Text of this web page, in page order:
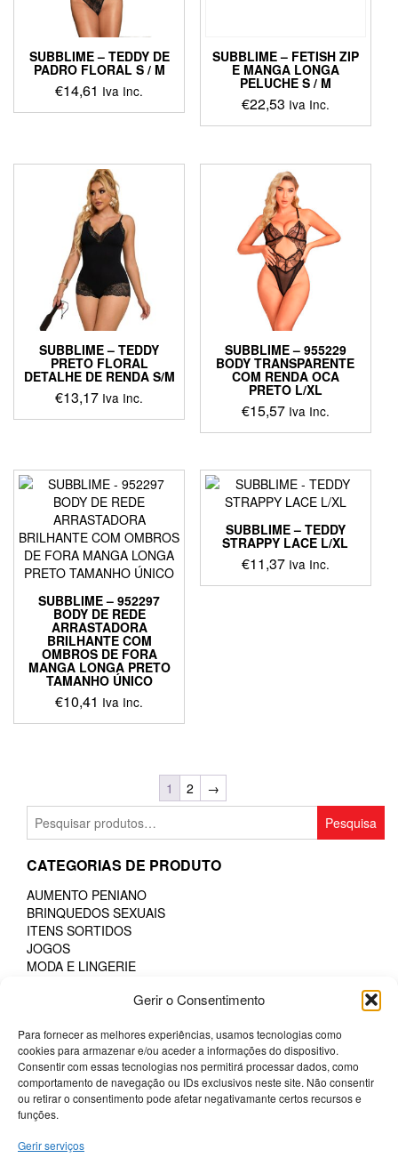
Gerir o Consentimento
Para fornecer as melhores experiências, usamos tecnologias como
cookies para armazenar e/ou aceder a informações do dispositivo.
Consentir com essas tecnologias nos permitirá processar dados, como
comportamento de navegação ou IDs exclusivos neste site. Não consentir
ou retirar o consentimento pode afetar negativamante certos recursos e
funções.
Gerir serviços
SUBBLIME – TEDDY DE
PADRO FLORAL S / M
€14,61 Iva Inc.
This
multiple
variants.
The
options
may
chosen
on
the
product
page
SUBBLIME – FETISH ZIP
E MANGA LONGA
PELUCHE S / M
€22,53 Iva Inc.
This
has
multiple
variants.
The
options
may
be
chosen
on
the
product
page
SUBBLIME – TEDDY
PRETO FLORAL
DETALHE DE RENDA S/M
€13,17 Iva Inc.
SUBBLIME – 955229
BODY TRANSPARENTE
COM RENDA OCA
PRETO L/XL
€15,57 Iva Inc.
SUBBLIME – 952297
BODY DE REDE
ARRASTADORA
BRILHANTE COM
OMBROS DE FORA
MANGA LONGA PRETO
TAMANHO ÚNICO
€10,41 Iva Inc.
SUBBLIME – TEDDY
STRAPPY LACE L/XL
€11,37 Iva Inc.
1 2
→
Pesquisar
por:
Pesquisa
CATEGORIAS DE PRODUTO
AUMENTO PENIANO
BRINQUEDOS SEXUAIS
ITENS SORTIDOS
JOGOS
MODA E LINGERIE
SM & BONDAGE
FILTRAR POR PREÇO
Filtrar
Termos e Condições